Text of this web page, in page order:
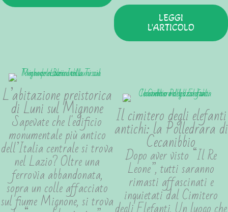
LEGGI
L'ARTICOLO
L’abitazione preistorica
di Luni sul Mignone
Sapevate che l'edificio
monumentale più antico
dell’Italia centrale si trova
nel Lazio? Oltre una
ferrovia abbandonata,
sopra un colle affacciato
sul fiume Mignone, si trova
Il cimitero degli elefanti
antichi: la Polledrara di
Cecanibbio
Dopo aver visto “Il Re
Leone”, tutti saranno
rimasti affascinati e
inquietati dal Cimitero